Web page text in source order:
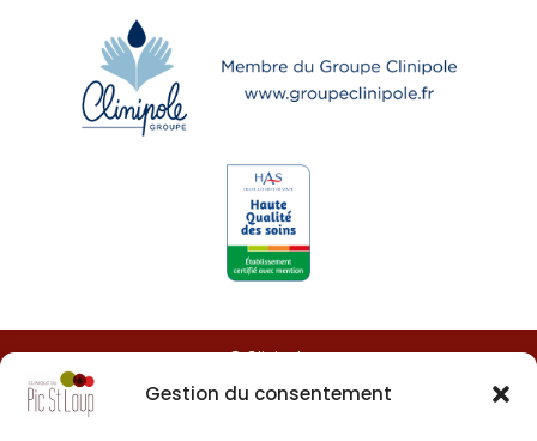
Gestion du consentement
© Clinipole